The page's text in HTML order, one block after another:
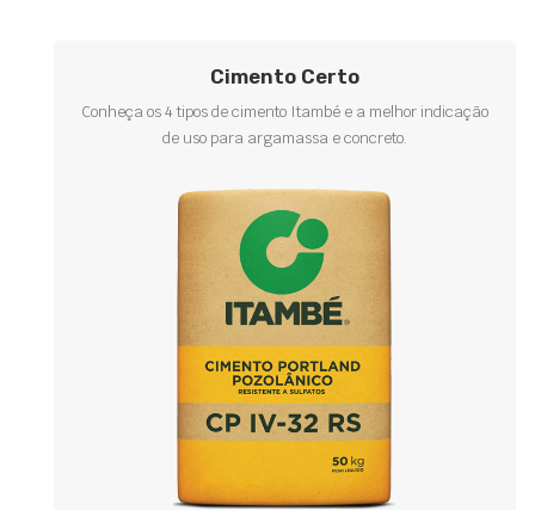
Cimento Certo
Conheça os 4 tipos de cimento Itambé e a melhor indicação
de uso para argamassa e concreto.